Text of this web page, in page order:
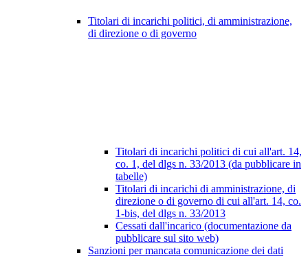
Titolari di incarichi politici, di amministrazione,
di direzione o di governo
Titolari di incarichi politici di cui all'art. 14,
co. 1, del dlgs n. 33/2013 (da pubblicare in
tabelle)
Titolari di incarichi di amministrazione, di
direzione o di governo di cui all'art. 14, co.
1-bis, del dlgs n. 33/2013
Cessati dall'incarico (documentazione da
pubblicare sul sito web)
Sanzioni per mancata comunicazione dei dati